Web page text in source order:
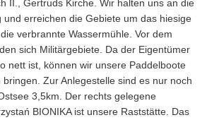
II., Gertruds Kirche. Wir halten uns an die
und erreichen die Gebiete um das hiesige
verbrannte Wassermühle. Vor dem
sich Militärgebiete. Da der Eigentümer
nett ist, können wir unsere Paddelboote
bringen. Zur Anlegestelle sind es nur noch
3,5km. Der rechts gelegene
BIONIKA ist unsere Raststätte. Das